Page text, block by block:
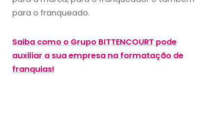
para o franqueado.
Saiba como o Grupo BITTENCOURT pode
auxiliar a sua empresa na formatação de
franquias!